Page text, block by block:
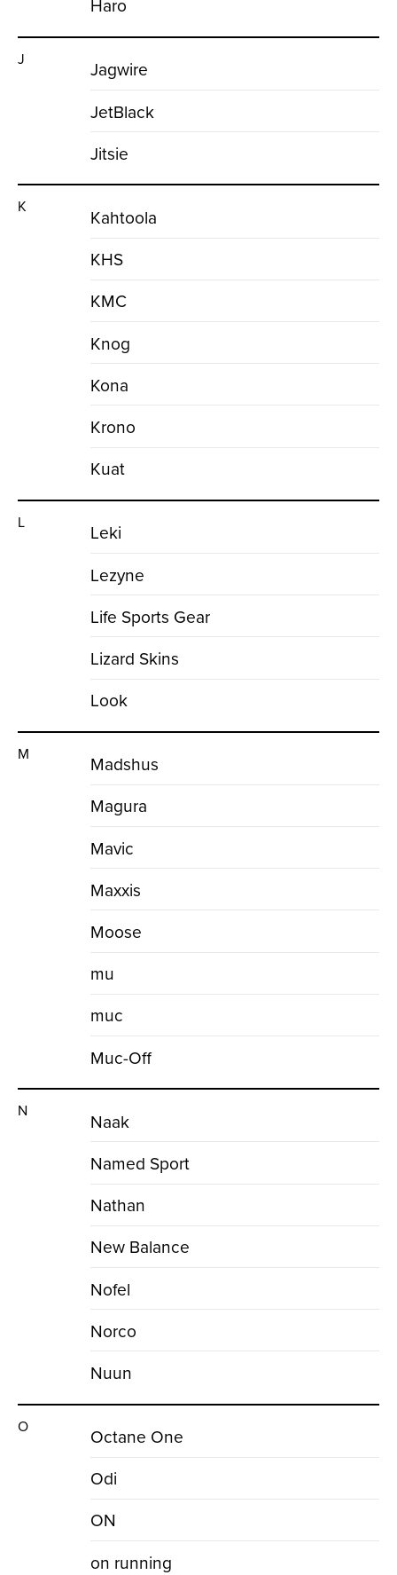
Haro
J
Jagwire
JetBlack
Jitsie
K
Kahtoola
KHS
KMC
Knog
Kona
Krono
Kuat
L
Leki
Lezyne
Life Sports Gear
Lizard Skins
Look
M
Madshus
Magura
Mavic
Maxxis
Moose
mu
muc
Muc-Off
N
Naak
Named Sport
Nathan
New Balance
Nofel
Norco
Nuun
O
Octane One
Odi
ON
on running